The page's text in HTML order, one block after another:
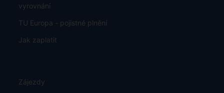
vyrovnání
TU Europa - pojistné plnění
Jak zaplatit
Zájezdy